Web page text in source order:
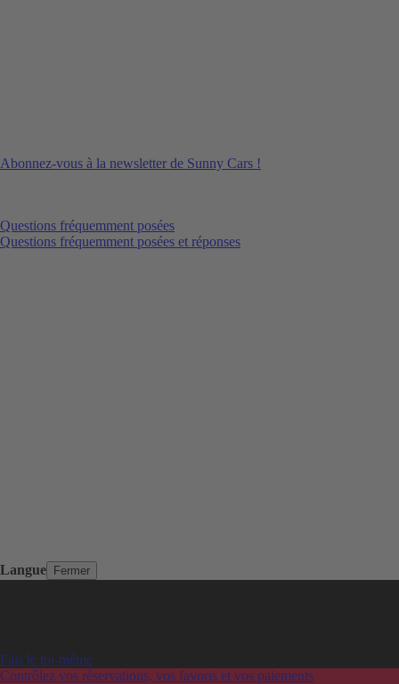
Langue Fermer
Questions fréquemment posées
Questions fréquemment posées et réponses
Fais le toi-même
Contrôlez vos réservations, vos favoris et vos paiements
Abonnez-vous à la newsletter de Sunny Cars !